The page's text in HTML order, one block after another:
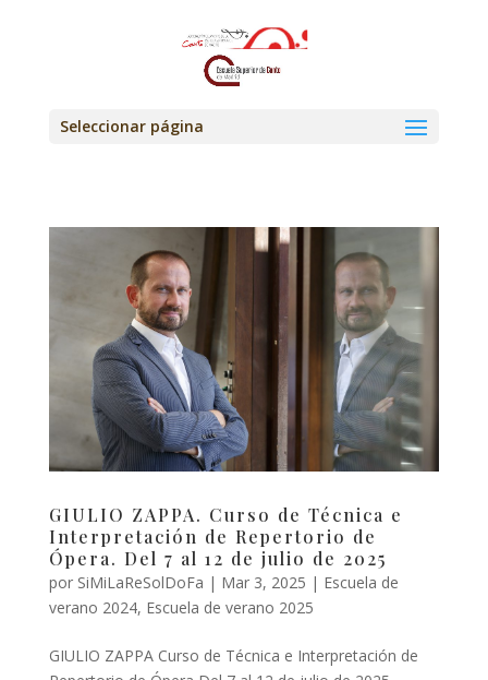
Seleccionar página
GIULIO ZAPPA. Curso de Técnica e
Interpretación de Repertorio de
Ópera. Del 7 al 12 de julio de 2025
por SiMiLaReSolDoFa | Mar 3, 2025 | Escuela de
verano 2024, Escuela de verano 2025
GIULIO ZAPPA Curso de Técnica e Interpretación de